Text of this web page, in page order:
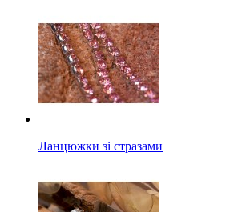
Ланцюжки зі стразами